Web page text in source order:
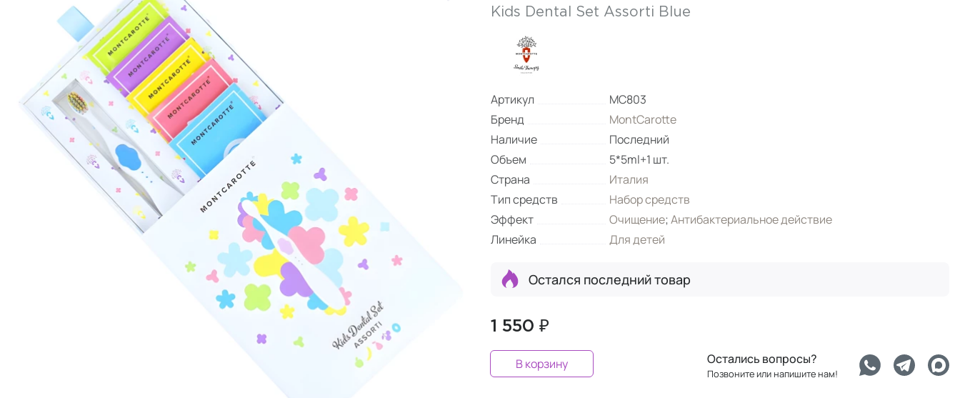
Kids Dental Set Assorti Blue
Артикул
МС803
Бренд
MontCarotte
Наличие
Последний
Объем
5*5ml+1 шт.
Страна
Италия
Тип средств
Набор средств
Эффект
Очищение;Антибактериальное действие
Линейка
Для детей
Остался последний товар
1 550 ₽
В корзину Остались вопросы?
Позвоните или напишите нам!